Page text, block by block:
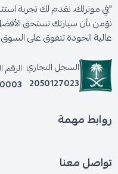
"في موترلك، نقدم لك تجربة
نؤمن بأن سيارتك تستحق
عالية الجودة تتفوق على
السجل التجاري
2050127023
الرقم
روابط مهمة
تواصل معنا